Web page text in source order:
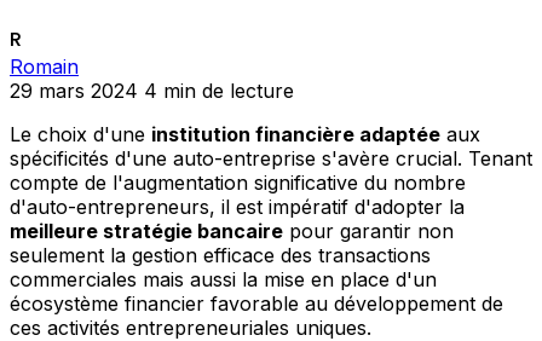
R
Romain
29 mars 2024 4 min de lecture
Le choix d'une institution financière adaptée aux
spécificités d'une auto-entreprise s'avère crucial. Tenant
compte de l'augmentation significative du nombre
d'auto-entrepreneurs, il est impératif d'adopter la
meilleure stratégie bancaire pour garantir non
seulement la gestion efficace des transactions
commerciales mais aussi la mise en place d'un
écosystème financier favorable au développement de
ces activités entrepreneuriales uniques.